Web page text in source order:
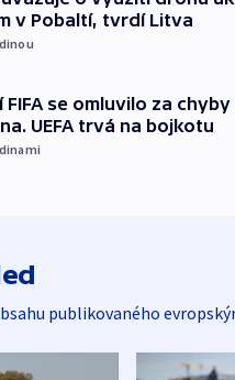
v Pobaltí, tvrdí Litva
FIFA se omluvilo za
UEFA trvá na bojkotu
publikovaného